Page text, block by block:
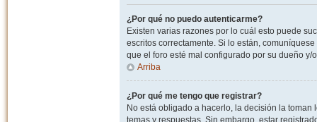
¿Por qué no puedo autenticarme?
Existen varias razones por lo cuál esto puede
escritos correctamente. Si lo están,
que el foro esté mal configurado por su dueño
Arriba
¿Por qué me tengo que registrar?
No está obligado a hacerlo, la decisión la
temas y respuestas. Sin embargo, estar